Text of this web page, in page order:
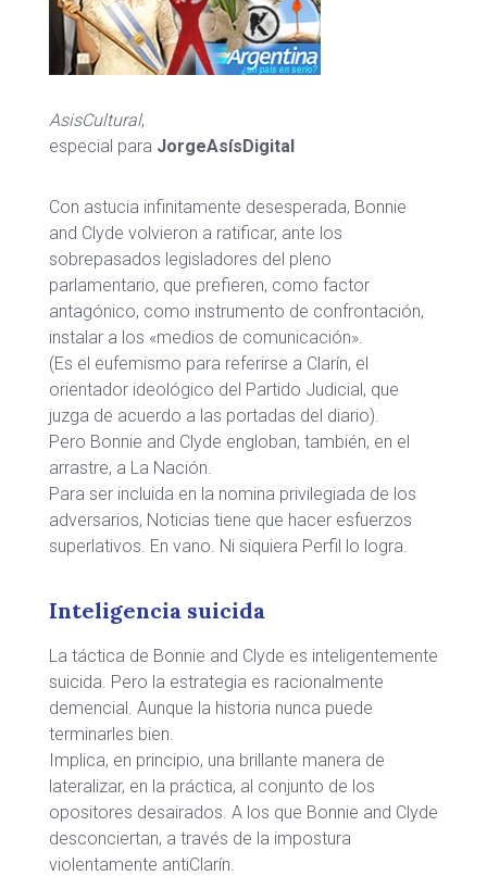
AsisCultural,
especial para JorgeAsísDigital
Con astucia infinitamente desesperada, Bonnie
and Clyde volvieron a ratificar, ante los
sobrepasados legisladores del pleno
parlamentario, que prefieren, como factor
antagónico, como instrumento de confrontación,
instalar a los «medios de comunicación».
(Es el eufemismo para referirse a Clarín, el
orientador ideológico del Partido Judicial, que
juzga de acuerdo a las portadas del diario).
Pero Bonnie and Clyde engloban, también, en el
arrastre, a La Nación.
Para ser incluida en la nomina privilegiada de los
adversarios, Noticias tiene que hacer esfuerzos
superlativos. En vano. Ni siquiera Perfil lo logra.
Inteligencia suicida
La táctica de Bonnie and Clyde es inteligentemente
suicida. Pero la estrategia es racionalmente
demencial. Aunque la historia nunca puede
terminarles bien.
Implica, en principio, una brillante manera de
lateralizar, en la práctica, al conjunto de los
opositores desairados. A los que Bonnie and Clyde
desconciertan, a través de la impostura
violentamente antiClarín.